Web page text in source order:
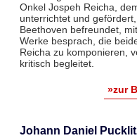
Onkel Jospeh Reicha,
unterrichtet und
Beethoven befreundet,
Werke besprach, die
Reicha zu komponieren,
kritisch begleitet.
»zur
Johann Daniel